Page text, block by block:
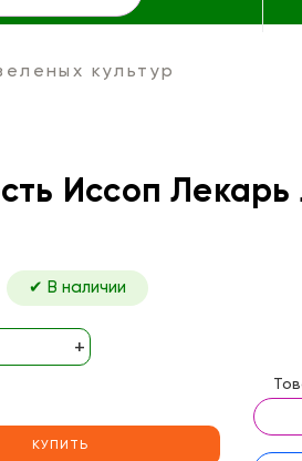
культур
Иссоп
✔ В наличии
+
КУПИТЬ